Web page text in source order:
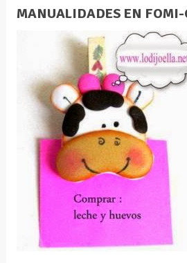
MANUALIDADES EN FOMI-